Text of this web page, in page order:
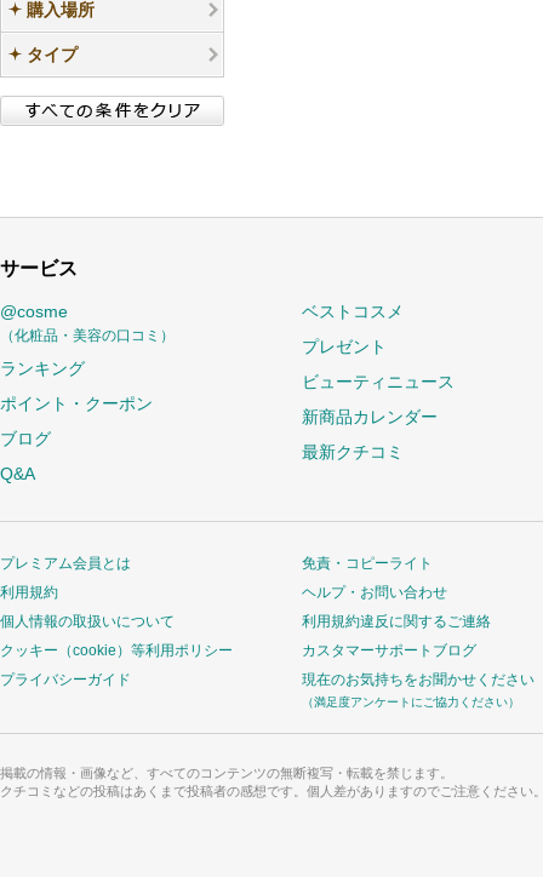
購入場所
タイプ
サービス
@cosme
（化粧品・美容の口コミ）
ランキング
ポイント・クーポン
ブログ
Q&A
ベストコスメ
プレゼント
ビューティニュース
新商品カレンダー
最新クチコミ
プレミアム会員とは
利用規約
個人情報の取扱いについて
クッキー（cookie）等利用ポリシー
プライバシーガイド
免責・コピーライト
ヘルプ・お問い合わせ
利用規約違反に関するご連絡
カスタマーサポートブログ
現在のお気持ちをお聞かせください
（満足度アンケートにご協力ください）
掲載の情報・画像など、すべてのコンテンツの無断複写・転載を禁じます。
クチコミなどの投稿はあくまで投稿者の感想です。個人差がありますのでご注意ください